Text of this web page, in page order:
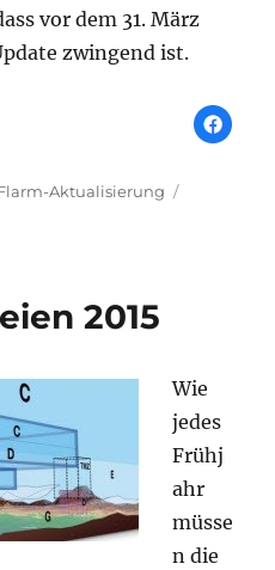
vor dem 31. März
zwingend ist.
Aktualisierung
2015
Wie
jedes
Frühj
ahr
müsse
n die